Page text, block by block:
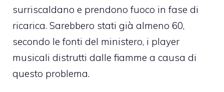
surriscaldano e prendono fuoco in fase di
ricarica. Sarebbero stati già almeno 60,
secondo le fonti del ministero, i player
musicali distrutti dalle fiamme a causa di
questo problema.